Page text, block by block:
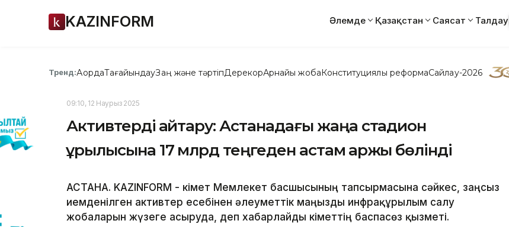
KAZINFORM Әлемде Қазақстан Саясат Талдау
Тренд:АқордаТағайындауЗаң және тәртіпДерекқорАрнайы жобаКонституциялық реформаСайлау-2026
09:10, 12 Наурыз 2025
Активтерді қайтару: Астанадағы жаңа стадион
құрылысына 17 млрд теңгеден астам қаржы бөлінді
АСТАНА. KAZINFORM - Үкімет Мемлекет басшысының тапсырмасына сәйкес, заңсыз
иемденілген активтер есебінен әлеуметтік маңызды инфрақұрылым салу
жобаларын жүзеге асыруда, деп хабарлайды Үкіметтің баспасөз қызметі.